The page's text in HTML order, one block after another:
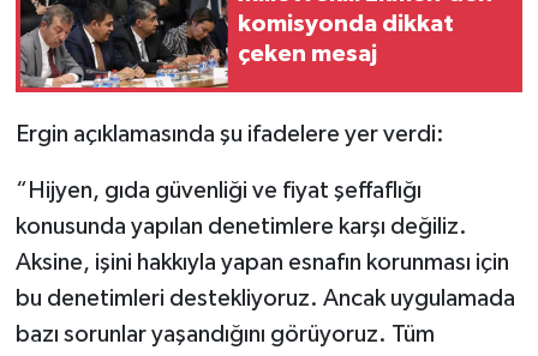
komisyonda dikkat
çeken mesaj
Ergin açıklamasında şu ifadelere yer verdi:
“Hijyen, gıda güvenliği ve fiyat şeffaflığı
konusunda yapılan denetimlere karşı değiliz.
Aksine, işini hakkıyla yapan esnafın korunması için
bu denetimleri destekliyoruz. Ancak uygulamada
bazı sorunlar yaşandığını görüyoruz. Tüm